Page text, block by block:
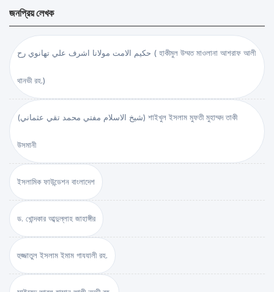
জনপ্রিয় লেখক
حكيم الامت مولانا اشرف علي تهانوي رح ( হাকীমুল উম্মত মাওলানা আশরাফ আলী
থানভী রহ.)
(شيخ الاسلام مفتي محمد تقي عثماني) শাইখুল ইসলাম মুফতী মুহাম্মদ তাকী
উসমানী
ইসলামিক ফাউন্ডেশন বাংলাদেশ
ড. খোন্দকার আব্দুল্লাহ জাহাঙ্গীর
হুজ্জাতুল ইসলাম ইমাম গাযযালী রহ.